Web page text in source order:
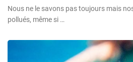
Nous ne le savons pas toujours mais
pollués, même si …